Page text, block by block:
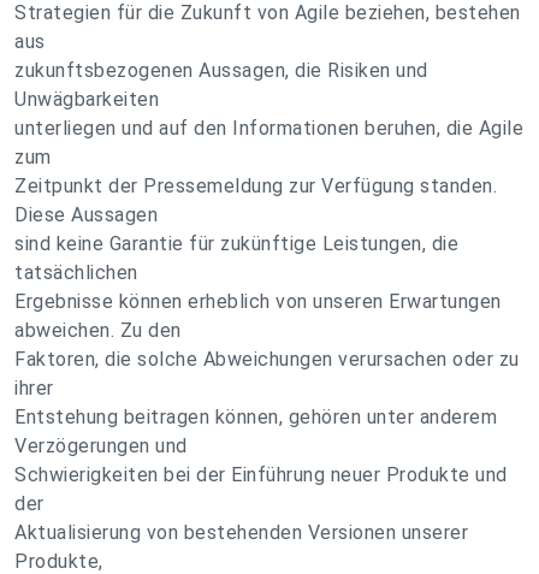
Strategien für die Zukunft von Agile beziehen, bestehen
aus
zukunftsbezogenen Aussagen, die Risiken und
Unwägbarkeiten
unterliegen und auf den Informationen beruhen, die Agile
zum
Zeitpunkt der Pressemeldung zur Verfügung standen.
Diese Aussagen
sind keine Garantie für zukünftige Leistungen, die
tatsächlichen
Ergebnisse können erheblich von unseren Erwartungen
abweichen. Zu den
Faktoren, die solche Abweichungen verursachen oder zu
ihrer
Entstehung beitragen können, gehören unter anderem
Verzögerungen und
Schwierigkeiten bei der Einführung neuer Produkte und
der
Aktualisierung von bestehenden Versionen unserer
Produkte,